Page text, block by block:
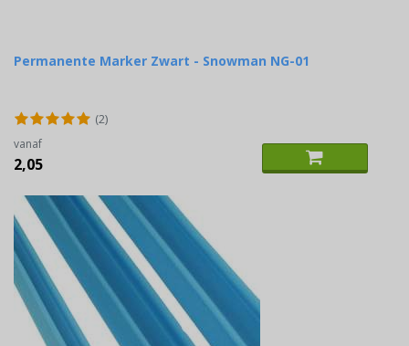
Permanente Marker Zwart - Snowman NG-01
(2)
vanaf
2,05